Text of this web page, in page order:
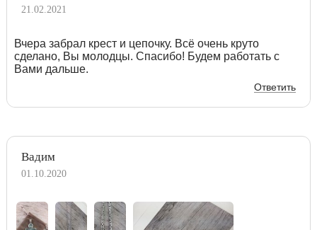
21.02.2021
Вчера забрал крест и цепочку. Всё очень круто
сделано, Вы молодцы. Спасибо! Будем работать с
Вами дальше.
Ответить
Вадим
01.10.2020